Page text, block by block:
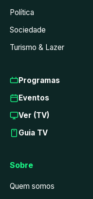
Política
Sociedade
Turismo & Lazer
Programas
Eventos
Ver (TV)
Guia TV
Sobre
Quem somos